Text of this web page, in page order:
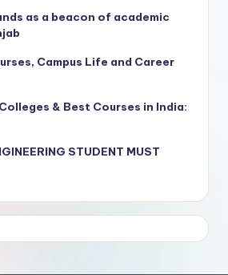
as a beacon of academic
Campus Life and Career
& Best Courses in India:
STUDENT MUST